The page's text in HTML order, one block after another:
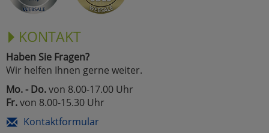
KONTAKT
Haben Sie Fragen?
Wir helfen Ihnen gerne weiter.
Mo. - Do.von 8.00-17.00 Uhr
Fr.von 8.00-15.30 Uhr
Kontaktformular